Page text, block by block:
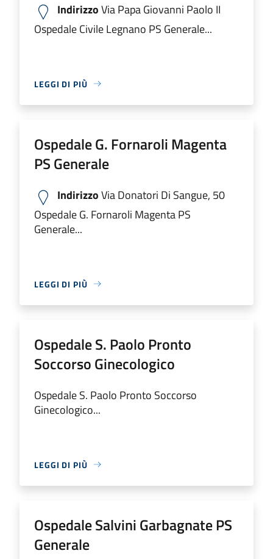
IndirizzoVia Papa Giovanni Paolo II
Ospedale Civile Legnano PS Generale...
LEGGI DI PIÙ
Ospedale G. Fornaroli Magenta
PS Generale
IndirizzoVia Donatori Di Sangue, 50
Ospedale G. Fornaroli Magenta PS
Generale...
LEGGI DI PIÙ
Ospedale S. Paolo Pronto
Soccorso Ginecologico
Ospedale S. Paolo Pronto Soccorso
Ginecologico...
LEGGI DI PIÙ
Ospedale Salvini Garbagnate PS
Generale